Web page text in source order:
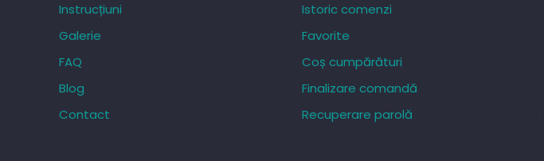
pagina
produsului.
Instrucțiuni
Galerie
FAQ
Blog
Contact
Istoric comenzi
Favorite
Coș cumpărături
Finalizare comandă
Recuperare parolă